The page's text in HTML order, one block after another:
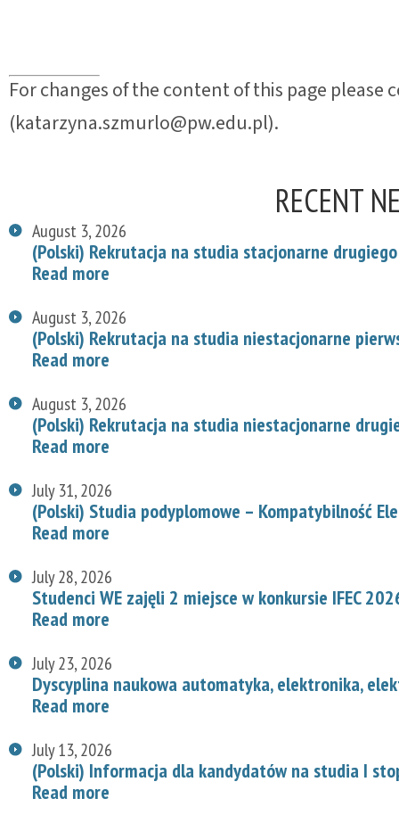
For changes of the content of this page please
(katarzyna.szmurlo@pw.edu.pl).
RECENT
August 3, 2026
(Polski) Rekrutacja na studia stacjonarne
Read more
August 3, 2026
(Polski) Rekrutacja na studia niestacjonarne
Read more
August 3, 2026
(Polski) Rekrutacja na studia niestacjonarne
Read more
July 31, 2026
(Polski) Studia podyplomowe – Kompatybilność
Read more
July 28, 2026
Studenci WE zajęli 2 miejsce w konkursie IFEC
Read more
July 23, 2026
Dyscyplina naukowa automatyka, elektronika,
Read more
July 13, 2026
(Polski) Informacja dla kandydatów na studia I
Read more